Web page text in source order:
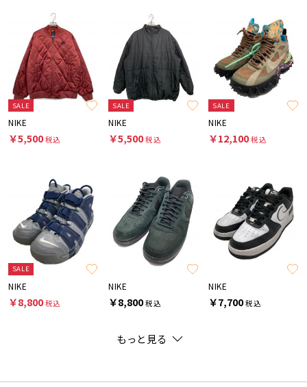
SALE
NIKE
￥5,500税込
SALE
NIKE
￥5,500税込
SALE
NIKE
￥12,100税込
SALE
NIKE
￥8,800税込
NIKE
￥8,800税込
NIKE
￥7,700税込
もっと見る